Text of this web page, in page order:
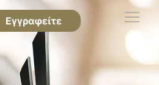
Εγγραφείτε